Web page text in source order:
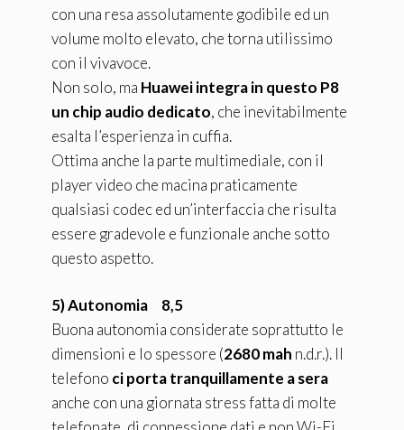
con una resa assolutamente godibile ed un
volume molto elevato, che torna utilissimo
con il vivavoce.
Non solo, ma Huawei integra in questo P8
un chip audio dedicato, che inevitabilmente
esalta l’esperienza in cuffia.
Ottima anche la parte multimediale, con il
player video che macina praticamente
qualsiasi codec ed un’interfaccia che risulta
essere gradevole e funzionale anche sotto
questo aspetto.
5) Autonomia 8,5
Buona autonomia considerate soprattutto le
dimensioni e lo spessore (2680 mah n.d.r.). Il
telefono ci porta tranquillamente a sera
anche con una giornata stress fatta di molte